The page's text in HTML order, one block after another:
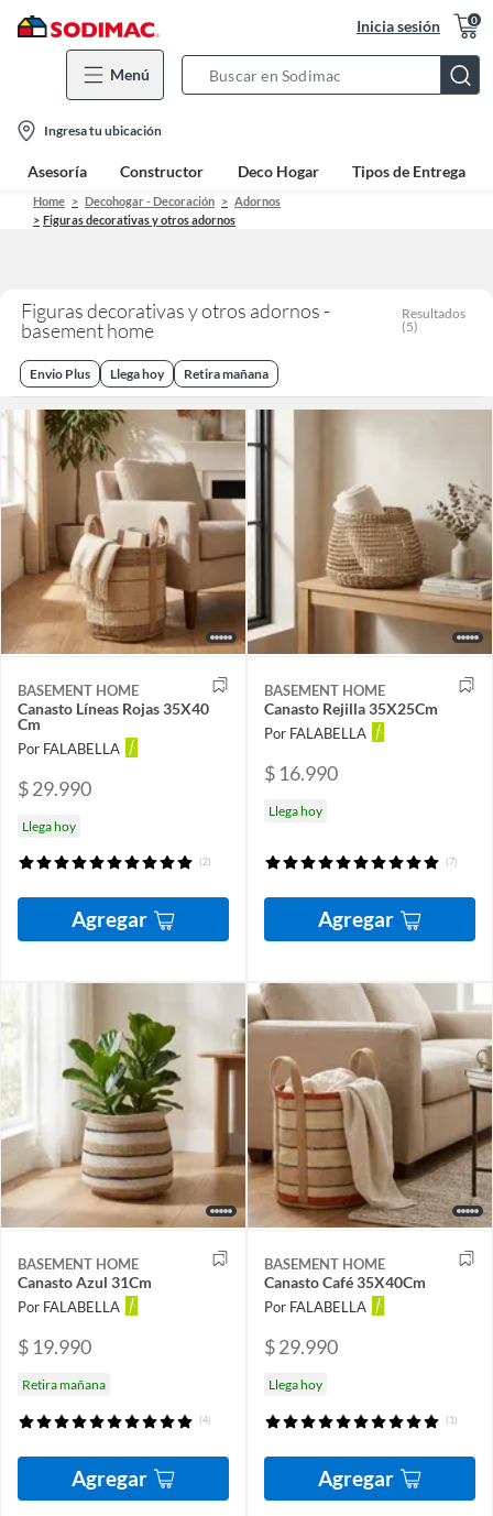
Inicia sesión 0
Menú
Bar
location-
icon
Ingresa tu ubicación
Asesoría Constructor Deco Hogar Tipos de Entrega
Home Decohogar - Decoración
Adornos
Figuras decorativas y otros adornos
Figuras decorativas y otros adornos -
basement home
Resultados
(5)
Envio Plus Llega hoy Retira mañana
BASEMENT HOME
Canasto Líneas Rojas 35X40
Cm
Por FALABELLA
$ 29.990
Llega hoy
(2)
Agregar
BASEMENT HOME
Canasto Rejilla 35X25Cm
Por FALABELLA
$ 16.990
Llega hoy
(7)
Agregar
BASEMENT HOME
Canasto Azul 31Cm
Por FALABELLA
$ 19.990
Retira mañana
(4)
Agregar
BASEMENT HOME
Canasto Café 35X40Cm
Por FALABELLA
$ 29.990
Llega hoy
(1)
Agregar